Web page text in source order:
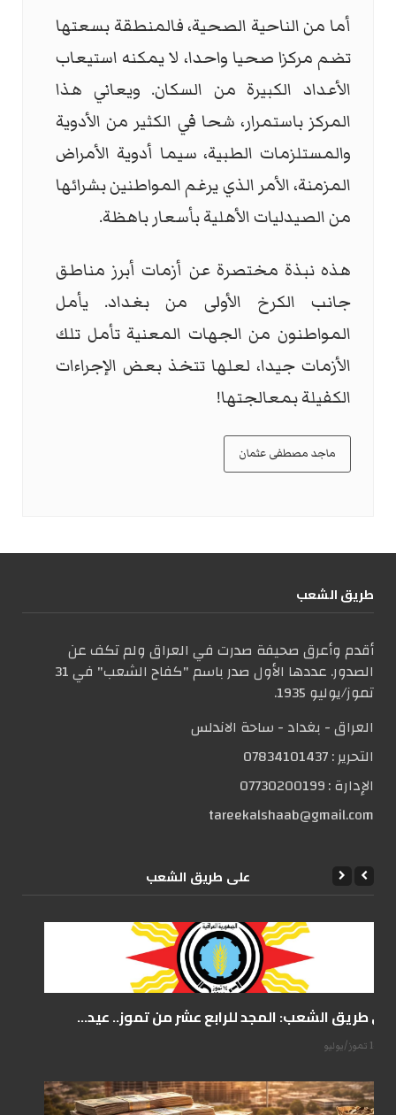
أما من الناحية الصحية، فالمنطقة بسعتها
تضم مركزا صحيا واحدا، لا يمكنه استيعاب
الأعداد الكبيرة من السكان. ويعاني هذا
المركز باستمرار، شحا في الكثير من الأدوية
والمستلزمات الطبية، سيما أدوية الأمراض
المزمنة، الأمر الذي يرغم المواطنين بشرائها
من الصيدليات الأهلية بأسعار باهظة.
هذه نبذة مختصرة عن أزمات أبرز مناطق
جانب الكرخ الأولى من بغداد. يأمل
المواطنون من الجهات المعنية تأمل تلك
الأزمات جيدا، لعلها تتخذ بعض الإجراءات
الكفيلة بمعالجتها!
ماجد مصطفى عثمان
طریق الشعب
أقدم وأعرق صحيفة صدرت في العراق ولم تكف عن
الصدور. عددها الأول صدر باسم "كفاح الشعب" في 31
تموز/يوليو 1935.
العراق - بغداد - ساحة الاندلس
التحریر :07834101437
الإدارة :07730200199
tareekalshaab@gmail.com
علی طریق الشعب
على طريق الشعب: المجد للرابع عشر من تموز.. عيد...
14 تموز/يوليو